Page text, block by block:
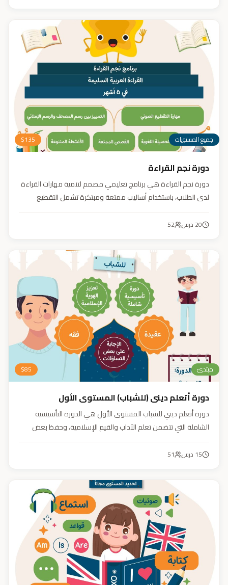
جميع المستويات $135
دورة نجم القراءة
دورة نجم القراءة هي برنامج تعليمي مصمم لتنمية مهارات القراءة
لدى الطلاب، باستخدام أساليب ممتعة ومبتكرة تشمل التقطيع
والمحادثات. يهدف البرنامج إلى تعزيز قدرات الطلاب في التمييز بين
20 درس 52
مبتدئ $85
دورة أتعلم ديني (للشباب) المستوى الأول
دورة أتعلم ديني للشباب المستوى الأول هي الدورة التأسيسية
الشاملة التي تتضمن تعلم الآداب والقيم الإسلامية، وحفظ بعض
السيرة النبوية (فقه، عقيدة، سيرة).
15 درس 51